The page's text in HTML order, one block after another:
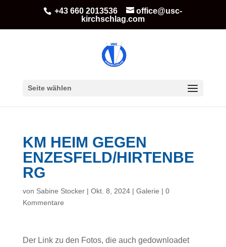
+43 660 2013536
office@usc-
kirchschlag.com
Seite wählen
KM HEIM GEGEN
ENZESFELD/HIRTENBE
RG
von Sabine Stocker| Okt. 8, 2024| Galerie | 0
Kommentare
Der Link zu den Fotos, die auch gedownloadet